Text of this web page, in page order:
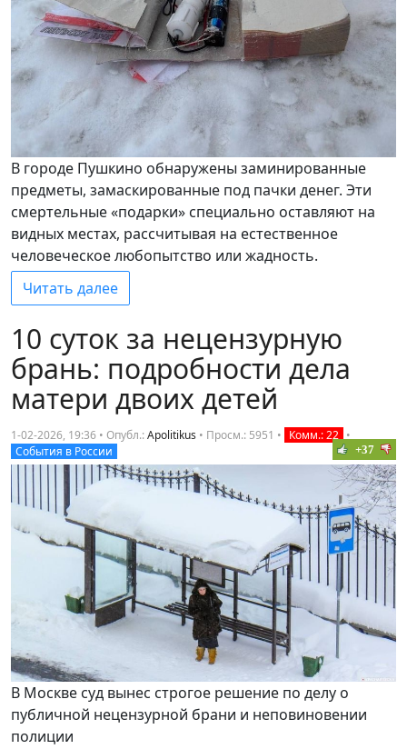
В городе Пушкино обнаружены заминированные
предметы, замаскированные под пачки денег. Эти
смертельные «подарки» специально оставляют на
видных местах, рассчитывая на естественное
человеческое любопытство или жадность.
Читать далее
10 суток за нецензурную
брань: подробности дела
матери двоих детей
1-02-2026, 19:36 • Опубл.:Apolitikus • Просм.: 5951 • Комм.: 22 •
События в России
+37
В Москве суд вынес строгое решение по делу о
публичной нецензурной брани и неповиновении
полиции